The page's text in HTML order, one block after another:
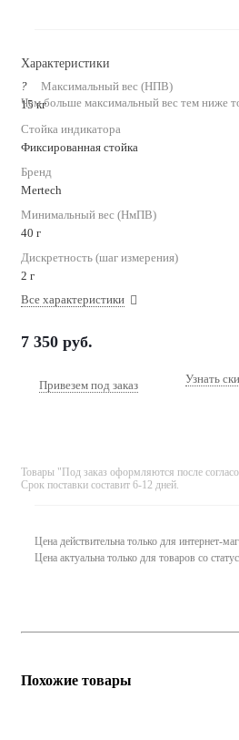
Характеристики
?
Чем больше максимальный вес тем ниже
Максимальный вес (НПВ)
15 кг
Стойка индикатора
Фиксированная стойка
Бренд
Mertech
Минимальный вес (НмПВ)
40 г
Дискретность (шаг измерения)
2 г
Все характеристики
7 350 руб.
Привезем под заказ Узнать
Товары "Под заказ оформляются после
Срок поставки составит 6-12 дней.
Цена действительна только для интернет-
Цена актуальна только для товаров со
Похожие товары